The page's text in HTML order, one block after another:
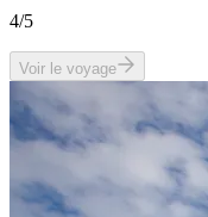
4/5
Voir le voyage